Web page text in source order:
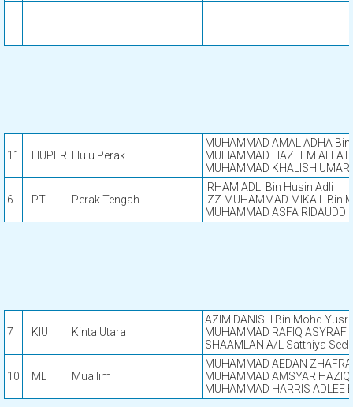
11 HUPER Hulu Perak
MUHAMMAD AMAL ADHA
MUHAMMAD HAZEEM
MUHAMMAD KHALISH
6 PT Perak Tengah
IRHAM ADLI Bin Husin Adli
IZZ MUHAMMAD MIKAIL Bin
MUHAMMAD ASFA
7 KIU Kinta Utara
AZIM DANISH Bin Mohd Yusri
MUHAMMAD RAFIQ
SHAAMLAN A/L Satthiya
10 ML Muallim
MUHAMMAD AEDAN
MUHAMMAD AMSYAR
MUHAMMAD HARRIS ADLEE